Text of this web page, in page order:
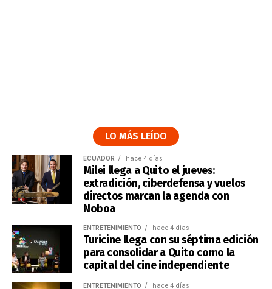
LO MÁS LEÍDO
ECUADOR hace 4 días
Milei llega a Quito el jueves:
extradición, ciberdefensa y vuelos
directos marcan la agenda con
Noboa
ENTRETENIMIENTO hace 4 días
Turicine llega con su séptima edición
para consolidar a Quito como la
capital del cine independiente
ENTRETENIMIENTO hace 4 días